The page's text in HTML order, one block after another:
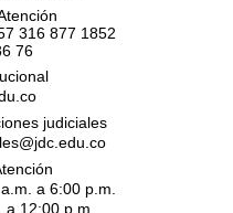
316 877 1852
76
judiciales
a 6:00 p.m.
12:00 p.m.